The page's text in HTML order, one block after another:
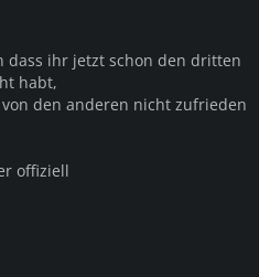
dass ihr jetzt schon den dritten
habt,
den anderen nicht zufrieden
offiziell